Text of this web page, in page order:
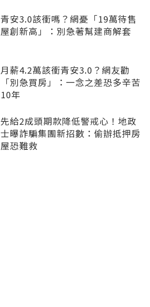
青安3.0該衝嗎？網憂「19萬待售
屋創新高」：別急著幫建商解套
月薪4.2萬該衝青安3.0？網友勸
「別急買房」：一念之差恐多辛苦
10年
先給2成頭期款降低警戒心！地政
士曝詐騙集團新招數：偷辦抵押房
屋恐難救